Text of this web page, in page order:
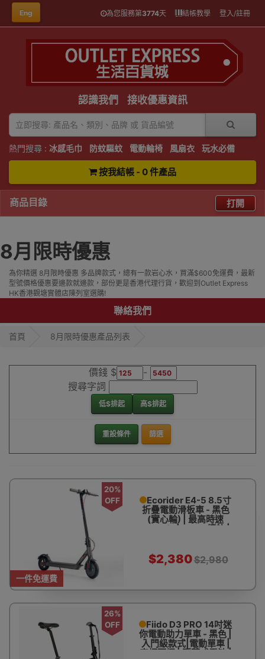
Eng 為您服務第3774天 結帳教學 登入/註冊
認識我們 接收優惠資訊
熱門搜尋 : 冰感毛巾 防蚊驅蚊 電動輪椅 風扇衣 玩水必備
按我結帳 - 0 件產品
商品目錄 打開
8月限時優惠
為你精選 8月限時優惠 多品牌款式，總有一款岩心水，買滿$600免運費，最新
型號價格優惠要邊款就邊款，部份更是香港代理行貨，歡迎到Outlet Express
HK香港觀塘實體店陳列室選購!
聯絡我們
首頁 8月限時優惠產品列表
價錢 $
-
搜尋字詞
低$排起 高$排起
重設條件 篩選
一件免運費
20%
OFF
Ecorider E4-5 8.5寸
折疊電動滑板車 - 黑色
(實心輪) | 最高時速
25km/h | 30km續航 |
$2,380$2,980
26%
OFF
Fiido D3 PRO 14吋迷
你電動助力單車 - 黑色 |
入門級款式|電動單車 |
車柄可摺 | 隱藏式電池 |